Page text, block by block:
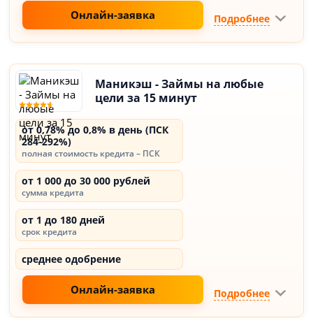
Онлайн-заявка Подробнее
Маникэш - Займы на любые
цели за 15 минут
от 0,78% до 0,8% в день (ПСК
284-292%)
полная стоимость кредита – ПСК
от 1 000 до 30 000 рублей
сумма кредита
от 1 до 180 дней
срок кредита
среднее одобрение
Онлайн-заявка Подробнее